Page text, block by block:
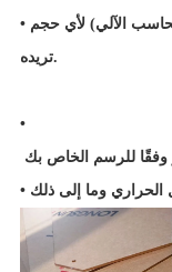
• القطع بالليزر (قطع جهاز التوجيه باستخدام الحاسب الآلي) لأي حجم
تريده.
•
• الحراري وما إلى ذلك